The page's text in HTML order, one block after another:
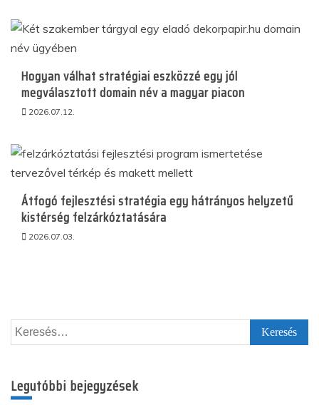
Hogyan válhat stratégiai eszközzé egy jól
megválasztott domain név a magyar piacon
2026.07.12.
Átfogó fejlesztési stratégia egy hátrányos helyzetű
kistérség felzárkóztatására
2026.07.03.
Keresés:
Legutóbbi bejegyzések